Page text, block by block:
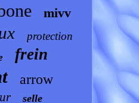
mivv
protection
frein
arrow
selle